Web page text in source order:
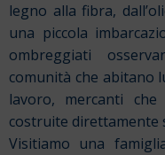
legno alla fibra,
una piccola
ombreggiati
comunità che abitano
lavoro, mercanti
costruite direttamente
Visitiamo una